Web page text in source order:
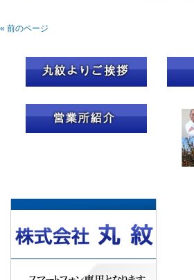
« 前のページ